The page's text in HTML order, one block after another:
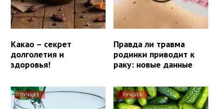
Какао – секрет
долголетия и
здоровья!
Правда ли травма
родинки приводит к
раку: новые данные
ЛУЧШЕЕ ЛУЧШЕЕ